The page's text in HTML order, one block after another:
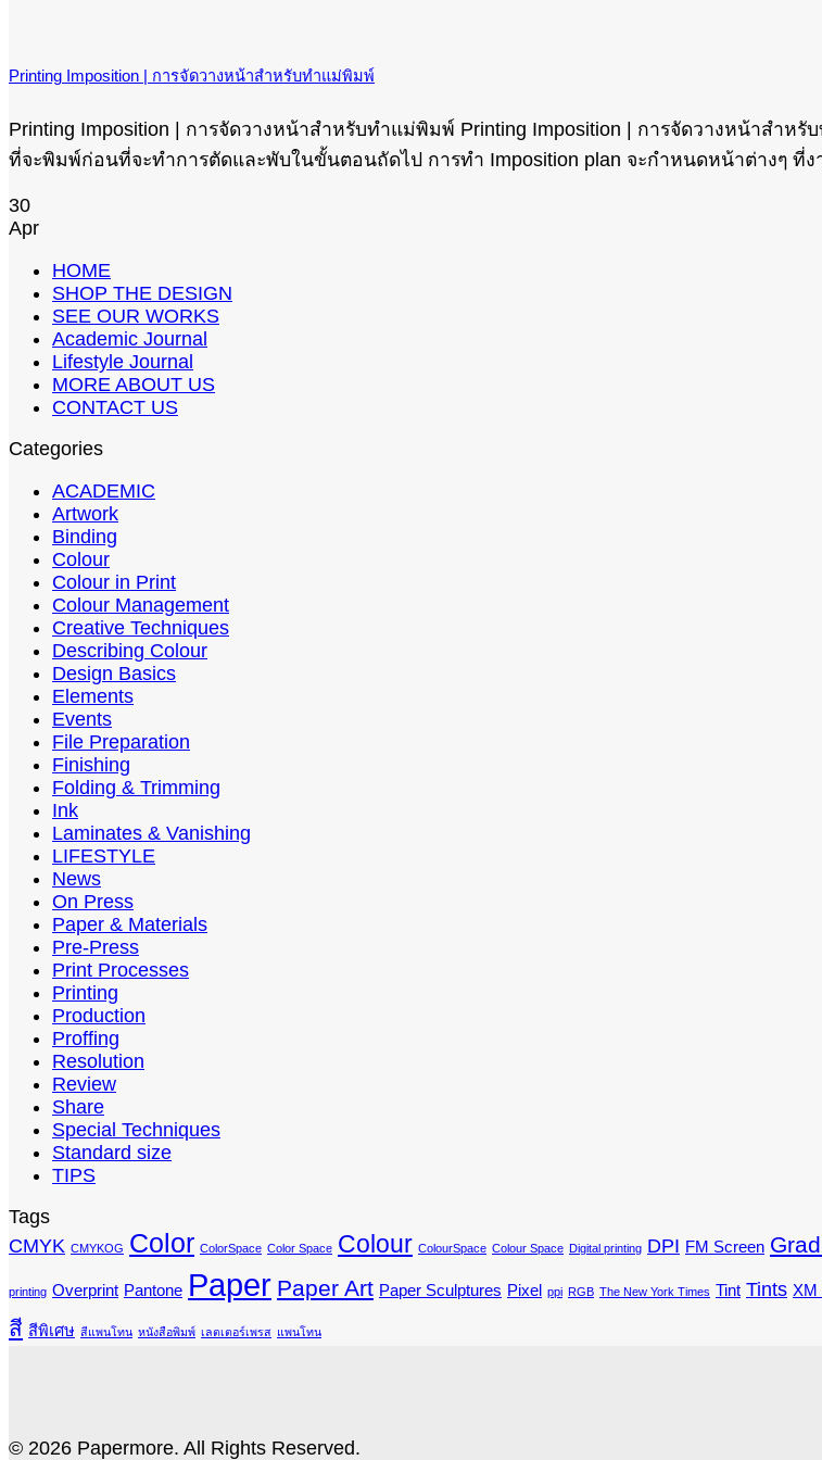
Printing Imposition | การจัดวางหน้าสำหรับทำแม่พิมพ์
Printing Imposition | การจัดวางหน้าสำหรับทำแม่พิมพ์ Printing Imposition | การจัดวางหน้าสำ
ที่จะพิมพ์ก่อนที่จะทำการตัดและพับในขั้นตอนถัดไป การทำ Imposition plan จะกำหนดหน้าต่างๆ
30
Apr
HOME
SHOP THE DESIGN
SEE OUR WORKS
Academic Journal
Lifestyle Journal
MORE ABOUT US
CONTACT US
Categories
ACADEMIC
Artwork
Binding
Colour
Colour in Print
Colour Management
Creative Techniques
Describing Colour
Design Basics
Elements
Events
File Preparation
Finishing
Folding & Trimming
Ink
Laminates & Vanishing
LIFESTYLE
News
On Press
Paper & Materials
Pre-Press
Print Processes
Printing
Production
Proffing
Resolution
Review
Share
Special Techniques
Standard size
TIPS
Tags
CMYK CMYKOG Color ColorSpace Color Space Colour ColourSpace Colour Space Digital printing DPI FM Screen
printing Overprint Pantone Paper Paper Art Paper Sculptures Pixel ppi RGB The New York Times Tint Tints XM
สี สีพิเศษ สีแพนโทน หนังสือพิมพ์ เลตเตอร์เพรส แพนโทน
© 2026 Papermore. All Rights Reserved.